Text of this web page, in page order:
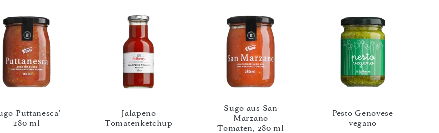
Puttanesca'
280 ml
Jalapeno
Tomatenketchup
Sugo aus San
Marzano
Tomaten, 280 ml
Pesto Genovese
vegano